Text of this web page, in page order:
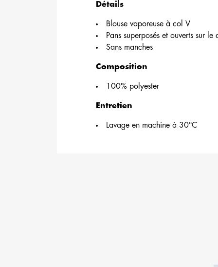
Détails
Blouse vaporeuse à col V
Pans superposés et ouverts sur le
Sans manches
Composition
100% polyester
Entretien
Lavage en machine à 30°C